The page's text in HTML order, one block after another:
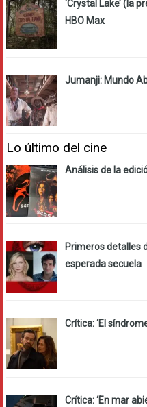
‘Crystal Lake’ (la
HBO Max
Jumanji: Mundo
Lo último del cine
Análisis de la
Primeros detalles
esperada secuela
Crítica: ‘El
Crítica: ‘En mar